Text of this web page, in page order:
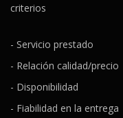
criterios
- Servicio prestado
- Relación calidad/precio
- Disponibilidad
- Fiabilidad en la entrega